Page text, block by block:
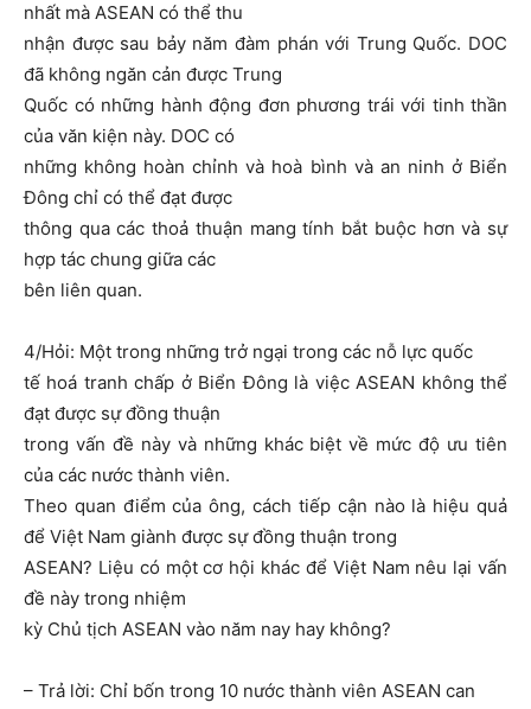
nhất mà ASEAN có thể thu
nhận được sau bảy năm đàm phán với Trung Quốc. DOC
đã không ngăn cản được Trung
Quốc có những hành động đơn phương trái với tinh thần
của văn kiện này. DOC có
những không hoàn chỉnh và hoà bình và an ninh ở Biển
Đông chỉ có thể đạt được
thông qua các thoả thuận mang tính bắt buộc hơn và sự
hợp tác chung giữa các
bên liên quan.
4/Hỏi: Một trong những trở ngại trong các nỗ lực quốc
tế hoá tranh chấp ở Biển Đông là việc ASEAN không thể
đạt được sự đồng thuận
trong vấn đề này và những khác biệt về mức độ ưu tiên
của các nước thành viên.
Theo quan điểm của ông, cách tiếp cận nào là hiệu quả
để Việt Nam giành được sự đồng thuận trong
ASEAN? Liệu có một cơ hội khác để Việt Nam nêu lại vấn
đề này trong nhiệm
kỳ Chủ tịch ASEAN vào năm nay hay không?
– Trả lời: Chỉ bốn trong 10 nước thành viên ASEAN can